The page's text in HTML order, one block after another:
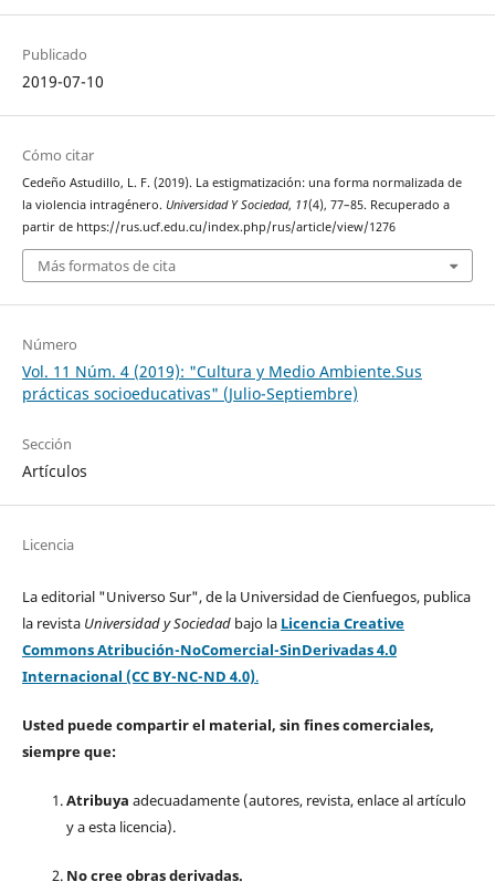
Publicado
2019-07-10
Cómo citar
Cedeño Astudillo, L. F. (2019). La estigmatización: una forma normalizada de
la violencia intragénero. Universidad Y Sociedad, 11(4), 77–85. Recuperado a
partir de https://rus.ucf.edu.cu/index.php/rus/article/view/1276
Más formatos de cita
Número
Vol. 11 Núm. 4 (2019): "Cultura y Medio Ambiente.Sus
prácticas socioeducativas" (Julio-Septiembre)
Sección
Artículos
Licencia
La editorial "Universo Sur", de la Universidad de Cienfuegos, publica
la revista Universidad y Sociedad bajo la Licencia Creative
Commons Atribución-NoComercial-SinDerivadas 4.0
Internacional (CC BY-NC-ND 4.0).
Usted puede compartir el material, sin fines comerciales,
siempre que:
Atribuya adecuadamente (autores, revista, enlace al artículo
y a esta licencia).
No cree obras derivadas.